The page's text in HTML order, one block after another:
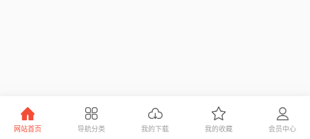
网站首页 导航分类 我的下载 我的收藏 会员中心